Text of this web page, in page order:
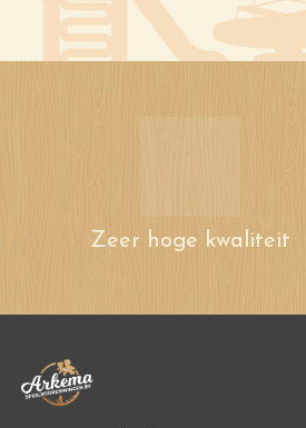
Zeer hoge kwaliteit